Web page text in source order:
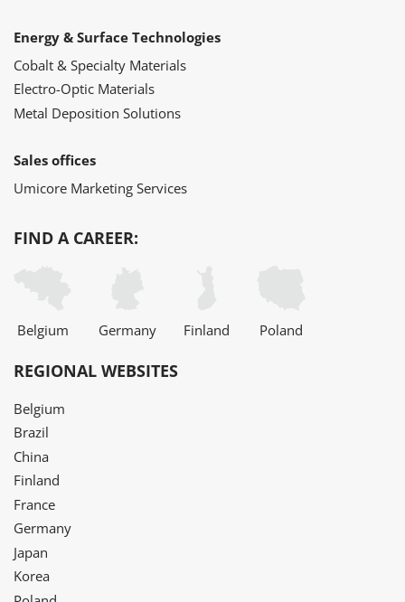
Energy & Surface Technologies
Cobalt & Specialty Materials
Electro-Optic Materials
Metal Deposition Solutions
Sales offices
Umicore Marketing Services
FIND A CAREER:
Belgium Germany Finland Poland
REGIONAL WEBSITES
Belgium
Brazil
China
Finland
France
Germany
Japan
Korea